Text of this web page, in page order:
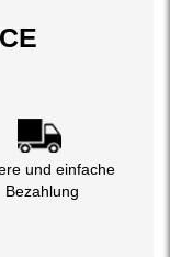
und einfache
Bezahlung